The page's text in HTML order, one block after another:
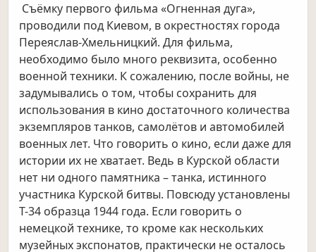
Съёмку первого фильма «Огненная дуга»,
проводили под Киевом, в окрестностях города
Переяслав-Хмельницкий. Для фильма,
необходимо было много реквизита, особенно
военной техники. К сожалению, после войны, не
задумывались о том, чтобы сохранить для
использования в кино достаточного количества
экземпляров танков, самолётов и автомобилей
военных лет. Что говорить о кино, если даже для
истории их не хватает. Ведь в Курской области
нет ни одного памятника – танка, истинного
участника Курской битвы. Повсюду установлены
Т-34 образца 1944 года. Если говорить о
немецкой технике, то кроме как нескольких
музейных экспонатов, практически не осталось